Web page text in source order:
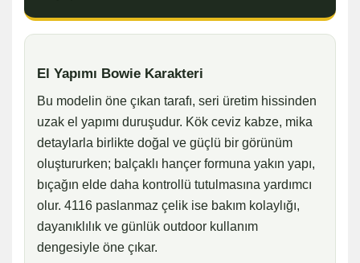
El Yapımı Bowie Karakteri
Bu modelin öne çıkan tarafı, seri üretim hissinden
uzak el yapımı duruşudur. Kök ceviz kabze, mika
detaylarla birlikte doğal ve güçlü bir görünüm
oluştururken; balçaklı hançer formuna yakın yapı,
bıçağın elde daha kontrollü tutulmasına yardımcı
olur. 4116 paslanmaz çelik ise bakım kolaylığı,
dayanıklılık ve günlük outdoor kullanım
dengesiyle öne çıkar.